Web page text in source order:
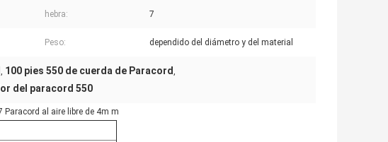
hebra: 7
Peso: dependido del diámetro y del material
, 100 pies 550 de cuerda de Paracord,
del paracord 550
Paracord al aire libre de 4m m